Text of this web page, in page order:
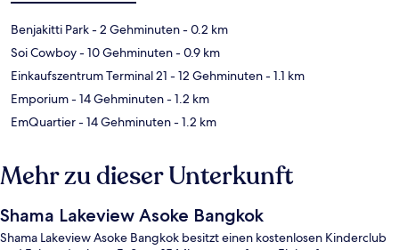
Benjakitti Park- 2 Gehminuten- 0.2 km
Soi Cowboy- 10 Gehminuten- 0.9 km
Einkaufszentrum Terminal 21 - 12 Gehminuten- 1.1 km
Emporium- 14 Gehminuten- 1.2 km
EmQuartier- 14 Gehminuten- 1.2 km
Mehr zu dieser Unterkunft
Shama Lakeview Asoke Bangkok
Shama Lakeview Asoke Bangkok besitzt einen kostenlosen Kinderclub